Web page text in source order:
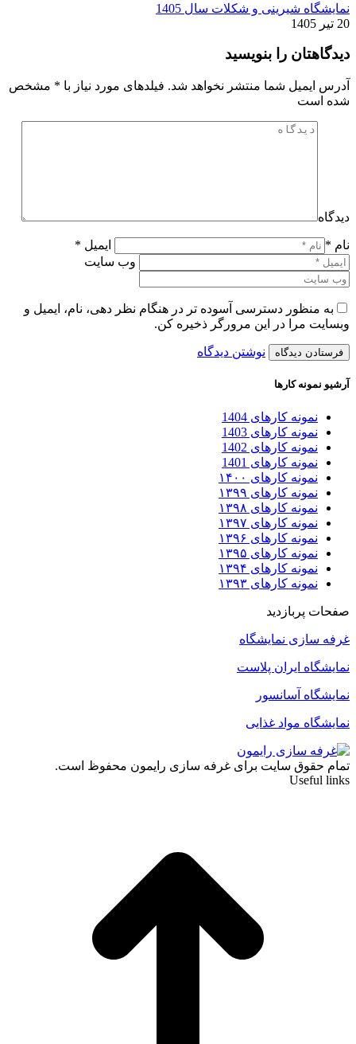
نمایشگاه شیرینی و شکلات سال 1405
20 تیر 1405
دیدگاهتان را بنویسید
آدرس ایمیل شما منتشر نخواهد شد. فیلدهای مورد نیاز با * مشخص
شده است
دیدگاه
نام *
ایمیل *
وب سایت
به منظور دسترسی آسوده تر در هنگام نظر دهی، نام، ایمیل و
وبسایت مرا در این مرورگر ذخیره کن.
نوشتن دیدگاه
آرشیو نمونه کارها
نمونه کارهای 1404
نمونه کارهای 1403
نمونه کارهای 1402
نمونه کارهای 1401
نمونه کارهای ۱۴۰۰
نمونه کارهای ۱۳۹۹
نمونه کارهای ۱۳۹۸
نمونه کارهای ۱۳۹۷
نمونه کارهای ۱۳۹۶
نمونه کارهای ۱۳۹۵
نمونه کارهای ۱۳۹۴
نمونه کارهای ۱۳۹۳
صفحات پربازدید
غرفه سازی نمایشگاه
نمایشگاه ایران پلاست
نمایشگاه آسانسور
نمایشگاه مواد غذایی
تمام حقوق سایت برای غرفه سازی رایمون محفوظ است.
Useful links